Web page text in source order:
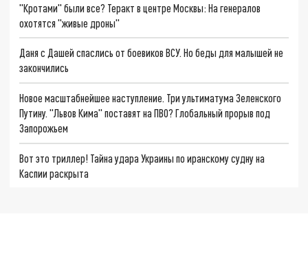
"Кротами" были все? Теракт в центре Москвы: На генералов
охотятся "живые дроны"
Даня с Дашей спаслись от боевиков ВСУ. Но беды для малышей не
закончились
Новое масштабнейшее наступление. Три ультиматума Зеленского
Путину. "Львов Кима" поставят на ПВО? Глобальный прорыв под
Запорожьем
Вот это триллер! Тайна удара Украины по иранскому судну на
Каспии раскрыта